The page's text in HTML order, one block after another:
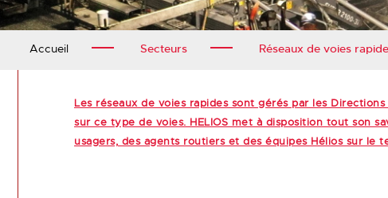
Accueil Secteurs Réseaux de voies
Les réseaux de voies rapides sont gérés par les
sur ce type de voies. HELIOS met à disposition tout son
usagers, des agents routiers et des équipes Hélios sur le